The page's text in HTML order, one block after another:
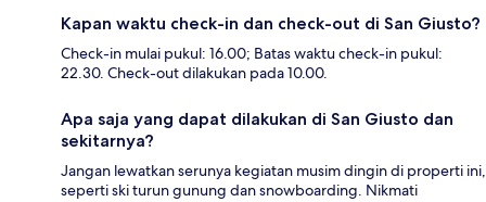
Kapan waktu check-in dan check-out di San Giusto?
Check-in mulai pukul: 16.00; Batas waktu check-in pukul:
22.30. Check-out dilakukan pada 10.00.
Apa saja yang dapat dilakukan di San Giusto dan
sekitarnya?
Jangan lewatkan serunya kegiatan musim dingin di properti ini,
seperti ski turun gunung dan snowboarding. Nikmati